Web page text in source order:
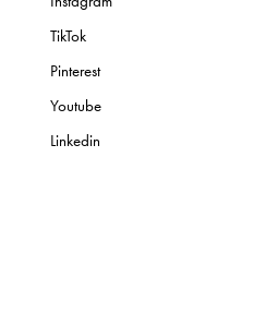
TikTok
Pinterest
Youtube
Linkedin